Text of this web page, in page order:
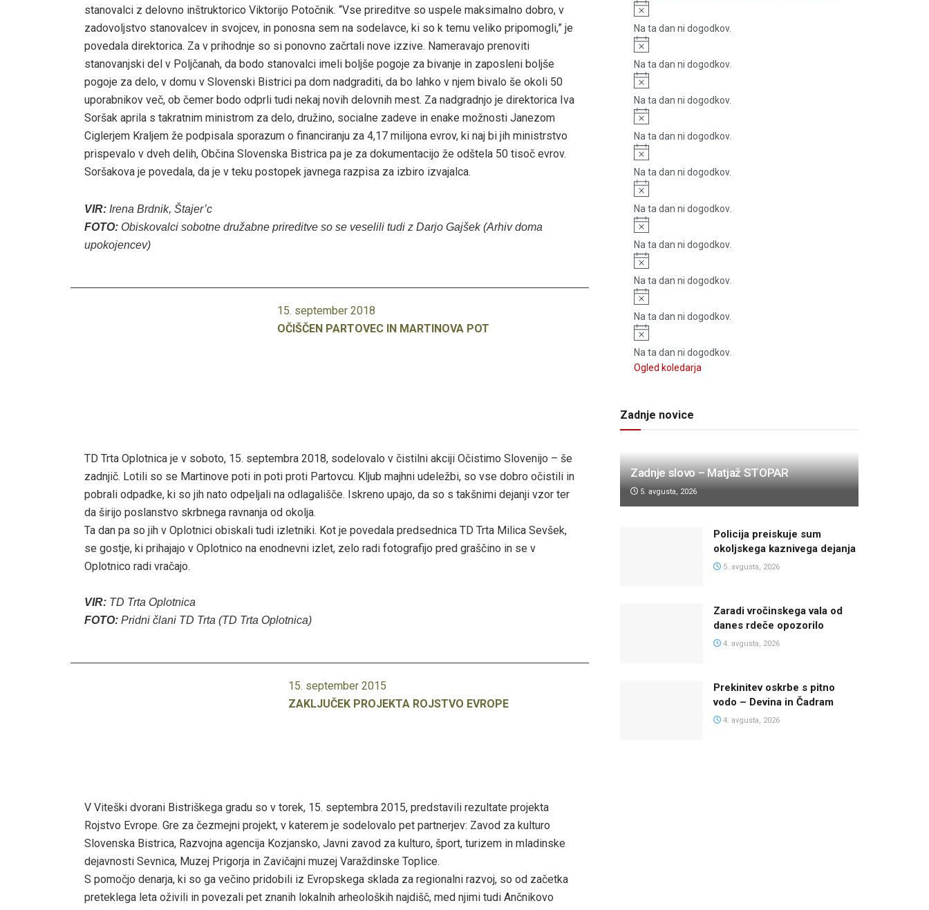
stanovalci z delovno inštruktorico Viktorijo Potočnik. “Vse prireditve so uspele maksimalno dobro, v
zadovoljstvo stanovalcev in svojcev, in ponosna sem na sodelavce, ki so k temu veliko pripomogli,” je
povedala direktorica. Za v prihodnje so si ponovno začrtali nove izzive. Nameravajo prenoviti
stanovanjski del v Poljčanah, da bodo stanovalci imeli boljše pogoje za bivanje in zaposleni boljše
pogoje za delo, v domu v Slovenski Bistrici pa dom nadgraditi, da bo lahko v njem bivalo še okoli 50
uporabnikov več, ob čemer bodo odprli tudi nekaj novih delovnih mest. Za nadgradnjo je direktorica Iva
Soršak aprila s takratnim ministrom za delo, družino, socialne zadeve in enake možnosti Janezom
Ciglerjem Kraljem že podpisala sporazum o financiranju za 4,17 milijona evrov, ki naj bi jih ministrstvo
prispevalo v dveh delih, Občina Slovenska Bistrica pa je za dokumentacijo že odštela 50 tisoč evrov.
Soršakova je povedala, da je v teku postopek javnega razpisa za izbiro izvajalca.
VIR: Irena Brdnik, Štajer’c
FOTO: Obiskovalci sobotne družabne prireditve so se veselili tudi z Darjo Gajšek (Arhiv doma
upokojencev)
15. september 2018
OČIŠČEN PARTOVEC IN MARTINOVA POT
TD Trta Oplotnica je v soboto, 15. septembra 2018, sodelovalo v čistilni akciji Očistimo Slovenijo – še
zadnjič. Lotili so se Martinove poti in poti proti Partovcu. Kljub majhni udeležbi, so vse dobro očistili in
pobrali odpadke, ki so jih nato odpeljali na odlagališče. Iskreno upajo, da so s takšnimi dejanji vzor ter
da širijo poslanstvo skrbnega ravnanja od okolja.
Ta dan pa so jih v Oplotnici obiskali tudi izletniki. Kot je povedala predsednica TD Trta Milica Sevšek,
se gostje, ki prihajajo v Oplotnico na enodnevni izlet, zelo radi fotografijo pred graščino in se v
Oplotnico radi vračajo.
VIR: TD Trta Oplotnica
FOTO: Pridni člani TD Trta (TD Trta Oplotnica)
15. september 2015
ZAKLJUČEK PROJEKTA ROJSTVO EVROPE
V Viteški dvorani Bistriškega gradu so v torek, 15. septembra 2015, predstavili rezultate projekta
Rojstvo Evrope. Gre za čezmejni projekt, v katerem je sodelovalo pet partnerjev: Zavod za kulturo
Slovenska Bistrica, Razvojna agencija Kozjansko, Javni zavod za kulturo, šport, turizem in mladinske
dejavnosti Sevnica, Muzej Prigorja in Zavičajni muzej Varaždinske Toplice.
S pomočjo denarja, ki so ga večino pridobili iz Evropskega sklada za regionalni razvoj, so od začetka
preteklega leta oživili in povezali pet znanih lokalnih arheoloških najdišč, med njimi tudi Ančnikovo
Notice
Na ta dan ni dogodkov.
Notice
Na ta dan ni dogodkov.
Notice
Na ta dan ni dogodkov.
Notice
Na ta dan ni dogodkov.
Notice
Na ta dan ni dogodkov.
Notice
Na ta dan ni dogodkov.
Notice
Na ta dan ni dogodkov.
Notice
Na ta dan ni dogodkov.
Notice
Na ta dan ni dogodkov.
Notice
Na ta dan ni dogodkov.
Ogled koledarja
Zadnje novice
Zadnje slovo – Matjaž STOPAR
5. avgusta, 2026
Policija preiskuje sum
okoljskega kaznivega dejanja
5. avgusta, 2026
Zaradi vročinskega vala od
danes rdeče opozorilo
4. avgusta, 2026
Prekinitev oskrbe s pitno
vodo – Devina in Čadram
4. avgusta, 2026